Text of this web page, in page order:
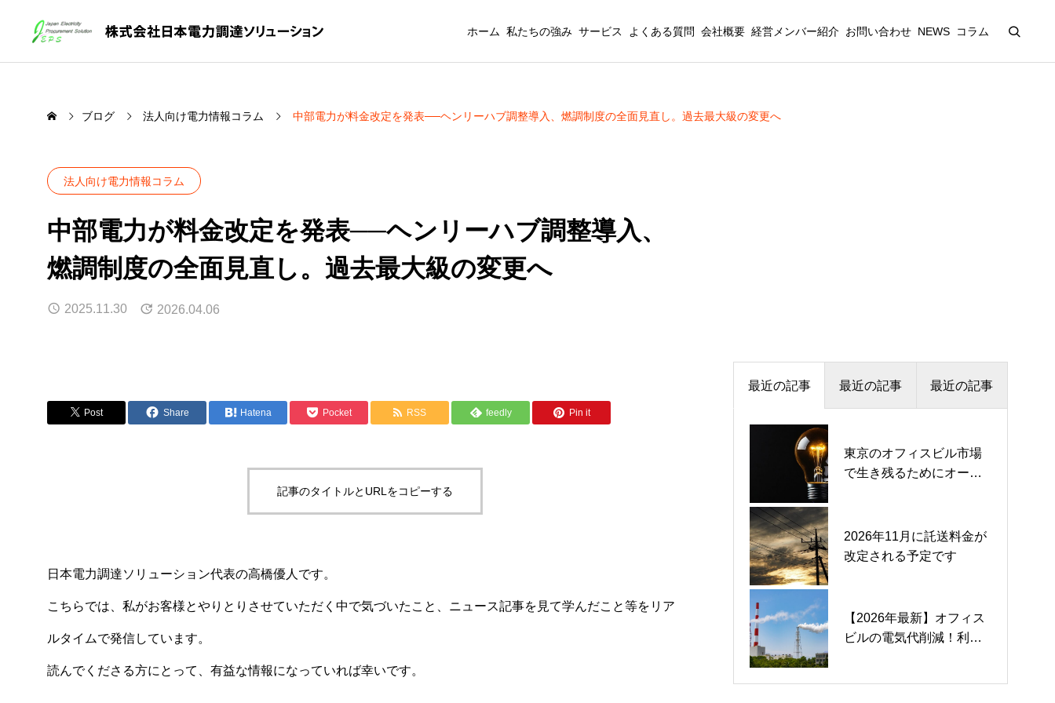
ホーム 私たちの強み サービス よくある質問 会社概要 経営メンバー紹介 お問い合わせ NEWS コラム
ブログ 法人向け電力情報コラム 中部電力が料金改定を発表──ヘンリーハブ調整導入、燃調制度の全面見直し。過去最大級の変更へ
法人向け電力情報コラム
中部電力が料金改定を発表──ヘンリーハブ調整導入、
燃調制度の全面見直し。過去最大級の変更へ
2025.11.30 2026.04.06
Post Share Hatena Pocket RSS feedly Pin it
記事のタイトルとURLをコピーする
日本電力調達ソリューション代表の高橋優人です。
こちらでは、私がお客様とやりとりさせていただく中で気づいたこと、ニュース記事を見て学んだこと等をリア
ルタイムで発信しています。
読んでくださる方にとって、有益な情報になっていれば幸いです。
最近の記事 最近の記事 最近の記事
東京のオフィスビル市場
で生き残るためにオーナ
2026年11月に託送料金が
改定される予定です
【2026年最新】オフィス
ビルの電気代削減！利益
来年度の電気代の見直
し、動きはじめている会
FITからFIPへの転換＋蓄
電池併設は本当に経済性
FIT非化石証書市場の制度
変更 ― 需給データと価格
電気料金が高いままにな
っているお客様もいる
26年度東京電力EP料金改
定がもたらす衝撃 ── “旧
るのか
― 公的注意喚起と、2026
年度見積で本当に見るべ